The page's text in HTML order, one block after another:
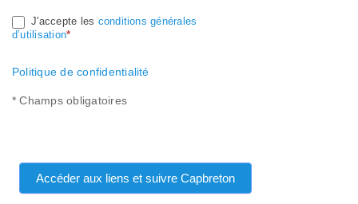
J'accepte les conditions générales
d’utilisation*
Politique de confidentialité
* Champs obligatoires
Accéder aux liens et suivre Capbreton